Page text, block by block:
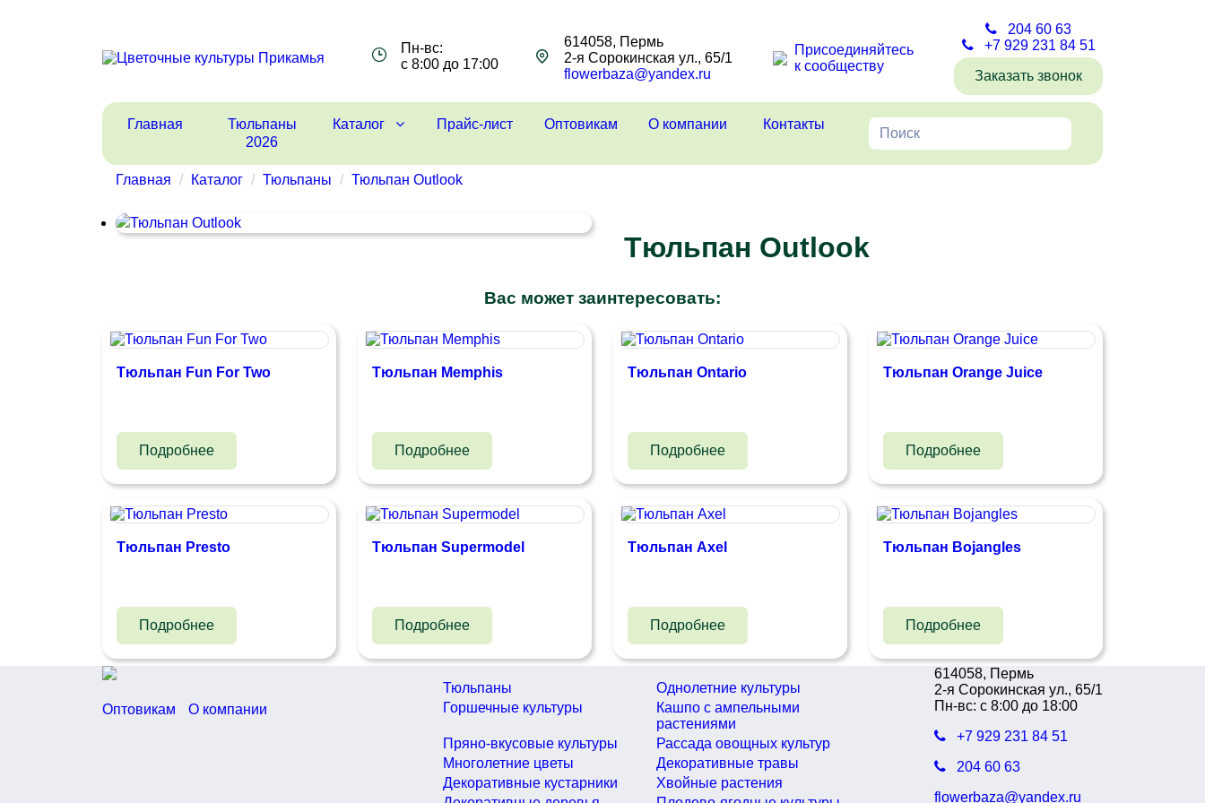
Пн-вс:
с 8:00 до 17:00
614058, Пермь
2-я Сорокинская ул., 65/1
flowerbaza@yandex.ru
Присоединяйтесь
к сообществу
204 60 63
+7 929 231 84 51
Заказать звонок
Главная
Тюльпаны
2026
Каталог Прайс-лист Оптовикам О компании Контакты
Главная Каталог Тюльпаны Тюльпан Outlook
Тюльпан Outlook
Вас может заинтересовать:
Тюльпан Fun For Two
Подробнее
Тюльпан Memphis
Подробнее
Тюльпан Ontario
Подробнее
Тюльпан Orange Juice
Подробнее
Тюльпан Presto
Подробнее
Тюльпан Supermodel
Подробнее
Тюльпан Axel
Подробнее
Тюльпан Bojangles
Подробнее
Оптовикам О компании
Тюльпаны
Однолетние культуры
Горшечные культуры
Кашпо с ампельными
растениями
Пряно-вкусовые культуры
Рассада овощных культур
Многолетние цветы
Декоративные травы
Декоративные кустарники
Хвойные растения
614058, Пермь
2-я Сорокинская ул., 65/1
Пн-вс: с 8:00 до 18:00
+7 929 231 84 51
204 60 63
flowerbaza@yandex.ru